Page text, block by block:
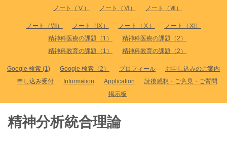
ノート（Ⅴ）
ノート（Ⅵ） ノート（Ⅶ）
ノート（Ⅷ） ノート（Ⅸ） ノート（Ⅹ）
ノート（Ⅺ）
精神科医療の課題（1）
精神科医療の課題（2）
精神科教育の課題（1）
精神科教育の課題（2）
Google 検索 (1) Google 検索（2） プロフィール
お申し込みのご案内
申し込み受付
Information Application
読後感想・ご意見・ご質問
掲示板
精神分析統合理論